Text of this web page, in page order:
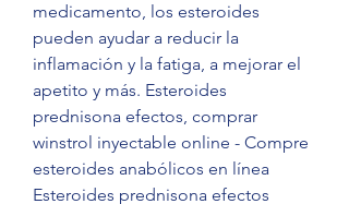
medicamento, los esteroides
pueden ayudar a reducir la
inflamación y la fatiga, a mejorar el
apetito y más. Esteroides
prednisona efectos, comprar
winstrol inyectable online - Compre
esteroides anabólicos en línea
Esteroides prednisona efectos